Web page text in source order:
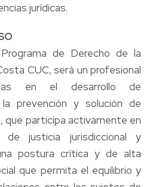
jurídicas.
de Derecho de la
CUC, será un profesional
en el desarrollo de
prevención y solución de
que participa activamente en
de justicia jurisdiccional y
postura crítica y de alta
que permita el equilibrio y